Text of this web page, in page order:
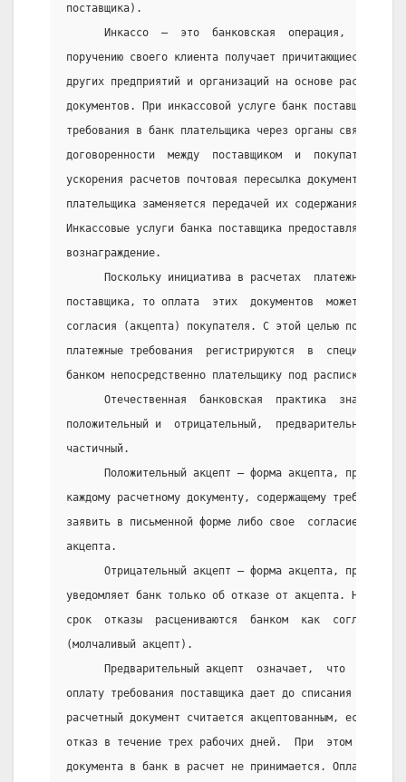
поставщика).
Инкассо  —  это  банковская  операция,
поручению своего клиента получает причитающиеся
других предприятий и организаций на основе
документов. При инкассовой услуге банк поставщика
требования в банк плательщика через органы связи
договоренности  между  поставщиком  и  покупателем
ускорения расчетов почтовая пересылка документов из
плательщика заменяется передачей их содержания по
Инкассовые услуги банка поставщика предоставляются
вознаграждение.
Поскольку инициатива в расчетах  платежными
поставщика, то оплата  этих  документов  может  быть
согласия (акцепта) покупателя. С этой целью
платежные требования  регистрируются  в
банком непосредственно плательщику под расписку для
Отечественная  банковская  практика  знает
положительный и  отрицательный,  предварительный  и
частичный.
Положительный акцепт — форма акцепта, при
каждому расчетному документу, содержащему
заявить в письменной форме либо свое  согласие  на
акцепта.
Отрицательный акцепт — форма акцепта, при
уведомляет банк только об отказе от акцепта. Не
срок  отказы  расцениваются  банком  как  согласие
(молчаливый акцепт).
Предварительный акцепт  означает,  что
оплату требования поставщика дает до списания
расчетный документ считается акцептованным, если
отказ в течение трех рабочих дней.  При  этом  день
документа в банк в расчет не принимается. Оплата